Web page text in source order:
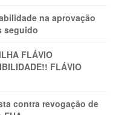
na aprovação
seguido
FLÁVIO
FLÁVIO
contra revogação de